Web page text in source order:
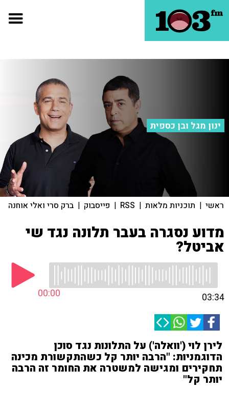
ינון מגל ובן כספית
ראשי | תוכניות מלאות |
RSS
| פייסבוק | ברק סרי ואלי אוחנה
מדוע נסגרה בעבר תלונה נגד שי
אביטל?
00:00 03:34
לירן לוי ('וואלה') על התלונות נגד סוכן
הדוגמניות: "הרבה יותר קל כשהתקשורת מכינה
תחקירים ומגישה למשטרה את החומר זה הרבה
יותר קל"